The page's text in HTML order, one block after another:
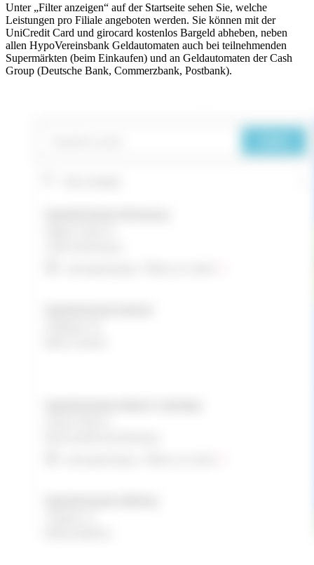
Unter „Filter anzeigen“ auf der Startseite sehen Sie, welche
Leistungen pro Filiale angeboten werden. Sie können mit der
UniCredit Card und girocard kostenlos Bargeld abheben, neben
allen HypoVereinsbank Geldautomaten auch bei teilnehmenden
Supermärkten (beim Einkaufen) und an Geldautomaten der Cash
Group (Deutsche Bank, Commerzbank, Postbank).